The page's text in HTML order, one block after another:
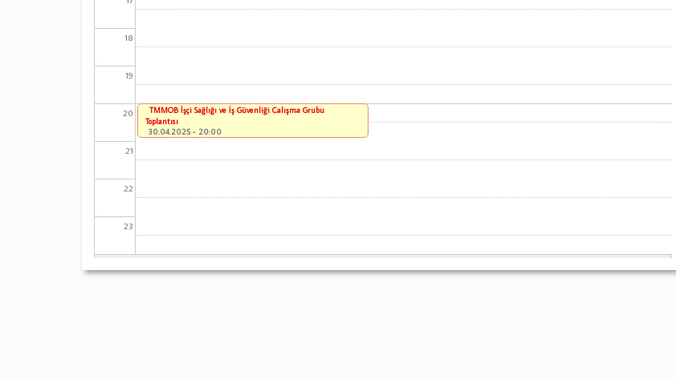
18
19
20
21
22
23
TMMOB İşçi Sağlığı ve İş Güvenliği Çalışma Grubu
Toplantısı
30.04.2025 - 20:00